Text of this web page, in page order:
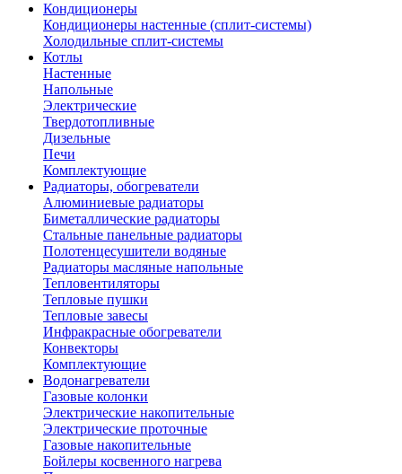
Кондиционеры
Кондиционеры настенные (сплит-системы)
Холодильные сплит-системы
Котлы
Настенные
Напольные
Электрические
Твердотопливные
Дизельные
Печи
Комплектующие
Радиаторы, обогреватели
Алюминиевые радиаторы
Биметаллические радиаторы
Стальные панельные радиаторы
Полотенцесушители водяные
Радиаторы масляные напольные
Тепловентиляторы
Тепловые пушки
Тепловые завесы
Инфракрасные обогреватели
Конвекторы
Комплектующие
Водонагреватели
Газовые колонки
Электрические накопительные
Электрические проточные
Газовые накопительные
Бойлеры косвенного нагрева